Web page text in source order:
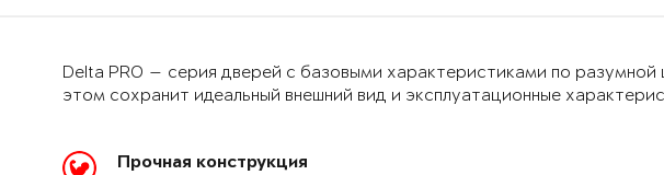
Delta PRO — серия дверей с базовыми характеристиками по
этом сохранит идеальный внешний вид и эксплуатационные
Прочная конструкция